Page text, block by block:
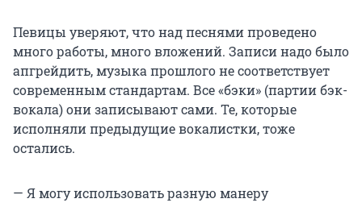
Певицы уверяют, что над песнями проведено
много работы, много вложений. Записи надо было
апгрейдить, музыка прошлого не соответствует
современным стандартам. Все «бэки» (партии бэк-
вокала) они записывают сами. Те, которые
исполняли предыдущие вокалистки, тоже
остались.
— Я могу использовать разную манеру